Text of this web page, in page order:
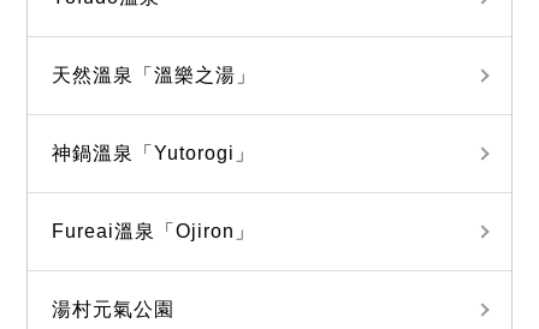
天然溫泉「溫樂之湯」
神鍋溫泉「Yutorogi」
Fureai溫泉「Ojiron」
湯村元氣公園